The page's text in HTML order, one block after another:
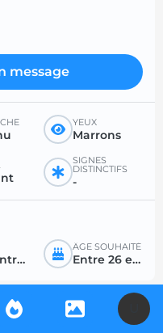
message
YEUX
Marrons
SIGNES
DISTINCTIFS
-
Rencontre sérieuse
ÂGE SOUHAITÉ
Entre 26 et 50
accéder à des